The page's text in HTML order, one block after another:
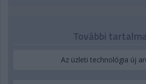
További
Az üzleti technológia új